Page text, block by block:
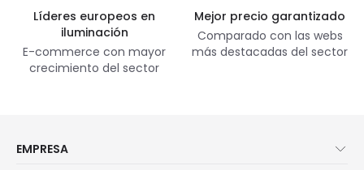
Líderes europeos en
iluminación
E-commerce con mayor
crecimiento del sector
Mejor precio garantizado
Comparado con las webs
más destacadas del sector
EMPRESA